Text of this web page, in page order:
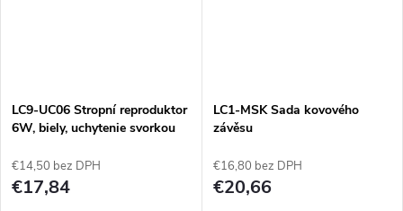
LC9-UC06 Stropní reproduktor
6W, biely, uchytenie svorkou
€14,50 bez DPH
€17,84
LC1-MSK Sada kovového
závěsu
€16,80 bez DPH
€20,66